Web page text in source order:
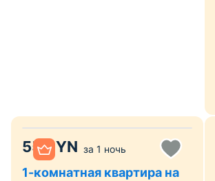
55 BYN за 1 ночь
1-комнатная квартира на